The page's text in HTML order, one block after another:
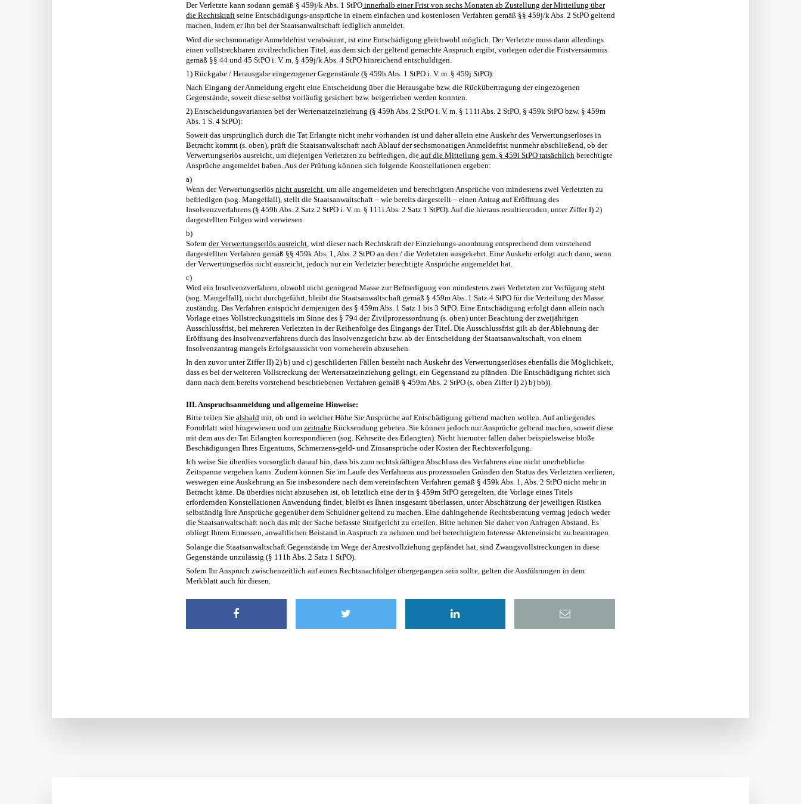
Der Verletzte kann sodann gemäß § 459j/k Abs. 1 StPO innerhalb einer Frist von sechs Monaten ab Zustellung der Mitteilung über
die Rechtskraft seine Entschädigungs-ansprüche in einem einfachen und kostenlosen Verfahren gemäß §§ 459j/k Abs. 2 StPO geltend
machen, indem er ihn bei der Staatsanwaltschaft lediglich anmeldet.
Wird die sechsmonatige Anmeldefrist verabsäumt, ist eine Entschädigung gleichwohl möglich. Der Verletzte muss dann allerdings
einen vollstreckbaren zivilrechtlichen Titel, aus dem sich der geltend gemachte Anspruch ergibt, vorlegen oder die Fristversäumnis
gemäß §§ 44 und 45 StPO i. V. m. § 459j/k Abs. 4 StPO hinreichend entschuldigen.
1) Rückgabe / Herausgabe eingezogener Gegenstände (§ 459h Abs. 1 StPO i. V. m. § 459j StPO):
Nach Eingang der Anmeldung ergeht eine Entscheidung über die Herausgabe bzw. die Rückübertragung der eingezogenen
Gegenstände, soweit diese selbst vorläufig gesichert bzw. beigetrieben werden konnten.
2) Entscheidungsvarianten bei der Wertersatzeinziehung (§ 459h Abs. 2 StPO i. V. m. § 111i Abs. 2 StPO, § 459k StPO bzw. § 459m
Abs. 1 S. 4 StPO):
Soweit das ursprünglich durch die Tat Erlangte nicht mehr vorhanden ist und daher allein eine Auskehr des Verwertungserlöses in
Betracht kommt (s. oben), prüft die Staatsanwaltschaft nach Ablauf der sechsmonatigen Anmeldefrist nunmehr abschließend, ob der
Verwertungserlös ausreicht, um diejenigen Verletzten zu befriedigen, die auf die Mitteilung gem. § 459i StPO tatsächlich berechtigte
Ansprüche angemeldet haben. Aus der Prüfung können sich folgende Konstellationen ergeben:
a)
Wenn der Verwertungserlös nicht ausreicht, um alle angemeldeten und berechtigten Ansprüche von mindestens zwei Verletzten zu
befriedigen (sog. Mangelfall), stellt die Staatsanwaltschaft – wie bereits dargestellt – einen Antrag auf Eröffnung des
Insolvenzverfahrens (§ 459h Abs. 2 Satz 2 StPO i. V. m. § 111i Abs. 2 Satz 1 StPO). Auf die hieraus resultierenden, unter Ziffer I) 2)
dargestellten Folgen wird verwiesen.
b)
Sofern der Verwertungserlös ausreicht, wird dieser nach Rechtskraft der Einziehungs-anordnung entsprechend dem vorstehend
dargestellten Verfahren gemäß §§ 459k Abs. 1, Abs. 2 StPO an den / die Verletzten ausgekehrt. Eine Auskehr erfolgt auch dann, wenn
der Verwertungserlös nicht ausreicht, jedoch nur ein Verletzter berechtigte Ansprüche angemeldet hat.
c)
Wird ein Insolvenzverfahren, obwohl nicht genügend Masse zur Befriedigung von mindestens zwei Verletzten zur Verfügung steht
(sog. Mangelfall), nicht durchgeführt, bleibt die Staatsanwaltschaft gemäß § 459m Abs. 1 Satz 4 StPO für die Verteilung der Masse
zuständig. Das Verfahren entspricht demjenigen des § 459m Abs. 1 Satz 1 bis 3 StPO. Eine Entschädigung erfolgt dann allein nach
Vorlage eines Vollstreckungstitels im Sinne des § 794 der Zivilprozessordnung (s. oben) unter Beachtung der zweijährigen
Ausschlussfrist, bei mehreren Verletzten in der Reihenfolge des Eingangs der Titel. Die Ausschlussfrist gilt ab der Ablehnung der
Eröffnung des Insolvenzverfahrens durch das Insolvenzgericht bzw. ab der Entscheidung der Staatsanwaltschaft, von einem
Insolvenzantrag mangels Erfolgsaussicht von vorneherein abzusehen.
In den zuvor unter Ziffer II) 2) b) und c) geschilderten Fällen besteht nach Auskehr des Verwertungserlöses ebenfalls die Möglichkeit,
dass es bei der weiteren Vollstreckung der Wertersatzeinziehung gelingt, ein Gegenstand zu pfänden. Die Entschädigung richtet sich
dann nach dem bereits vorstehend beschriebenen Verfahren gemäß § 459m Abs. 2 StPO (s. oben Ziffer I) 2) b) bb)).
III. Anspruchsanmeldung und allgemeine Hinweise:
Bitte teilen Sie alsbald mit, ob und in welcher Höhe Sie Ansprüche auf Entschädigung geltend machen wollen. Auf anliegendes
Formblatt wird hingewiesen und um zeitnahe Rücksendung gebeten. Sie können jedoch nur Ansprüche geltend machen, soweit diese
mit dem aus der Tat Erlangten korrespondieren (sog. Kehrseite des Erlangten). Nicht hierunter fallen daher beispielsweise bloße
Beschädigungen Ihres Eigentums, Schmerzens-geld- und Zinsansprüche oder Kosten der Rechtsverfolgung.
Ich weise Sie überdies vorsorglich darauf hin, dass bis zum rechtskräftigen Abschluss des Verfahrens eine nicht unerhebliche
Zeitspanne vergehen kann. Zudem können Sie im Laufe des Verfahrens aus prozessualen Gründen den Status des Verletzten verlieren,
weswegen eine Auskehrung an Sie insbesondere nach dem vereinfachten Verfahren gemäß § 459k Abs. 1, Abs. 2 StPO nicht mehr in
Betracht käme. Da überdies nicht abzusehen ist, ob letztlich eine der in § 459m StPO geregelten, die Vorlage eines Titels
erfordernden Konstellationen Anwendung findet, bleibt es Ihnen insgesamt überlassen, unter Abschätzung der jeweiligen Risiken
selbständig Ihre Ansprüche gegenüber dem Schuldner geltend zu machen. Eine dahingehende Rechtsberatung vermag jedoch weder
die Staatsanwaltschaft noch das mit der Sache befasste Strafgericht zu erteilen. Bitte nehmen Sie daher von Anfragen Abstand. Es
obliegt Ihrem Ermessen, anwaltlichen Beistand in Anspruch zu nehmen und bei berechtigtem Interesse Akteneinsicht zu beantragen.
Solange die Staatsanwaltschaft Gegenstände im Wege der Arrestvollziehung gepfändet hat, sind Zwangsvollstreckungen in diese
Gegenstände unzulässig (§ 111h Abs. 2 Satz 1 StPO).
Sofern Ihr Anspruch zwischenzeitlich auf einen Rechtsnachfolger übergegangen sein sollte, gelten die Ausführungen in dem
Merkblatt auch für diesen.